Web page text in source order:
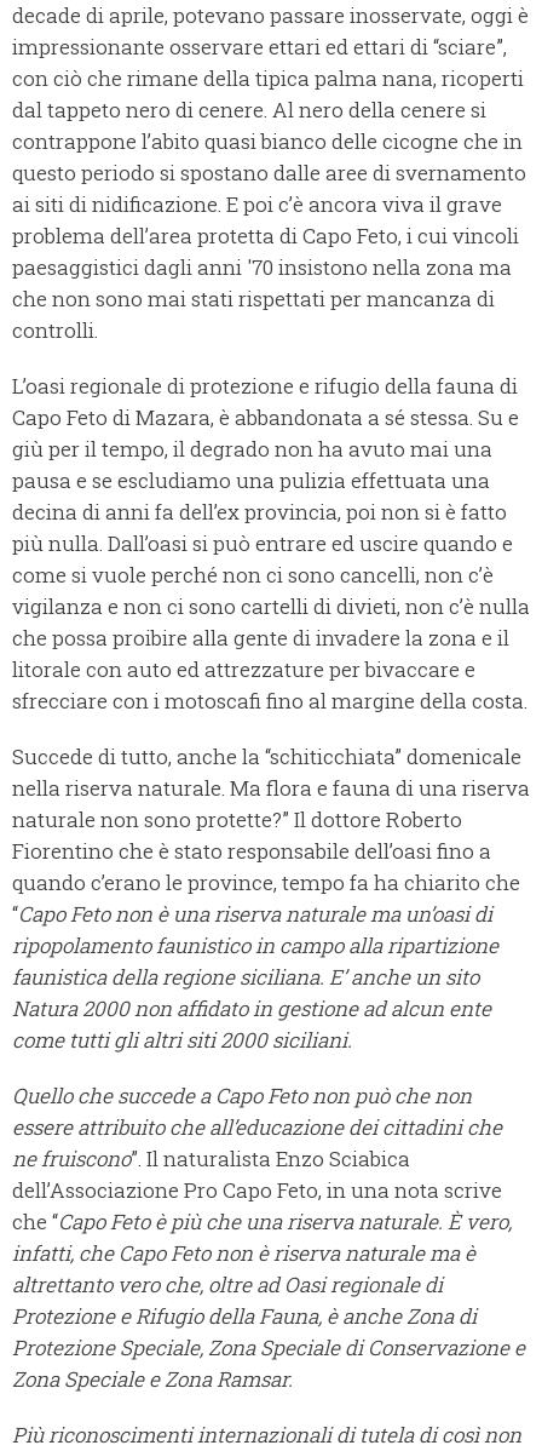
decade di aprile, potevano passare inosservate, oggi è
impressionante osservare ettari ed ettari di “sciare”,
con ciò che rimane della tipica palma nana, ricoperti
dal tappeto nero di cenere. Al nero della cenere si
contrappone l’abito quasi bianco delle cicogne che in
questo periodo si spostano dalle aree di svernamento
ai siti di nidificazione. E poi c’è ancora viva il grave
problema dell’area protetta di Capo Feto, i cui vincoli
paesaggistici dagli anni '70 insistono nella zona ma
che non sono mai stati rispettati per mancanza di
controlli.
L’oasi regionale di protezione e rifugio della fauna di
Capo Feto di Mazara, è abbandonata a sé stessa. Su e
giù per il tempo, il degrado non ha avuto mai una
pausa e se escludiamo una pulizia effettuata una
decina di anni fa dell’ex provincia, poi non si è fatto
più nulla. Dall’oasi si può entrare ed uscire quando e
come si vuole perché non ci sono cancelli, non c’è
vigilanza e non ci sono cartelli di divieti, non c’è nulla
che possa proibire alla gente di invadere la zona e il
litorale con auto ed attrezzature per bivaccare e
sfrecciare con i motoscafi fino al margine della costa.
Succede di tutto, anche la “schiticchiata” domenicale
nella riserva naturale. Ma flora e fauna di una riserva
naturale non sono protette?” Il dottore Roberto
Fiorentino che è stato responsabile dell’oasi fino a
quando c’erano le province, tempo fa ha chiarito che
“Capo Feto non è una riserva naturale ma un’oasi di
ripopolamento faunistico in campo alla ripartizione
faunistica della regione siciliana. E’ anche un sito
Natura 2000 non affidato in gestione ad alcun ente
come tutti gli altri siti 2000 siciliani.
Quello che succede a Capo Feto non può che non
essere attribuito che all’educazione dei cittadini che
ne fruiscono”. Il naturalista Enzo Sciabica
dell’Associazione Pro Capo Feto, in una nota scrive
che “Capo Feto è più che una riserva naturale. È vero,
infatti, che Capo Feto non è riserva naturale ma è
altrettanto vero che, oltre ad Oasi regionale di
Protezione e Rifugio della Fauna, è anche Zona di
Protezione Speciale, Zona Speciale di Conservazione e
Zona Speciale e Zona Ramsar.
Più riconoscimenti internazionali di tutela di così non